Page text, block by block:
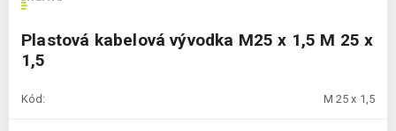
Plastová kabelová vývodka M25 x 1,5 M 25 x
1,5
Kód: M 25 x 1,5